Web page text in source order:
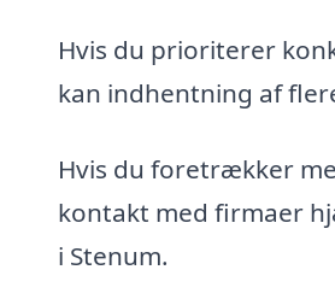
Hvis du prioriterer
kan indhentning af
Hvis du foretrækker
kontakt med firmaer
i Stenum.